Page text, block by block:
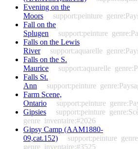
Evening on the
Moors
support:peinture
Fall on the
Splugen
support:peinture
Falls on the Lewis
River
support:aquarelle
Falls on the S.
Maurice
support:aquarelle
Falls St.
Ann
support:peinture
Farm Scene,
Ontario
support:peinture
Gipsies
support:peinture
genre inventaire:#2026
Gipsy Camp (AAM1880-
09,cat.152)
support:peinture
genre inventaire:#3525